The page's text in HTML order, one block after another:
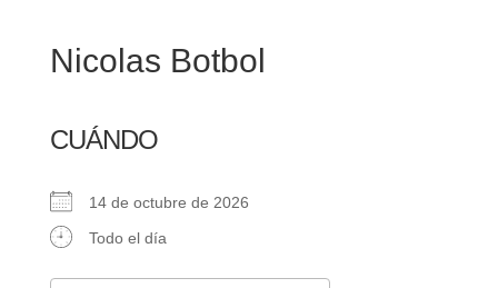
Nicolas Botbol
CUÁNDO
14 de octubre de 2026
Todo el día